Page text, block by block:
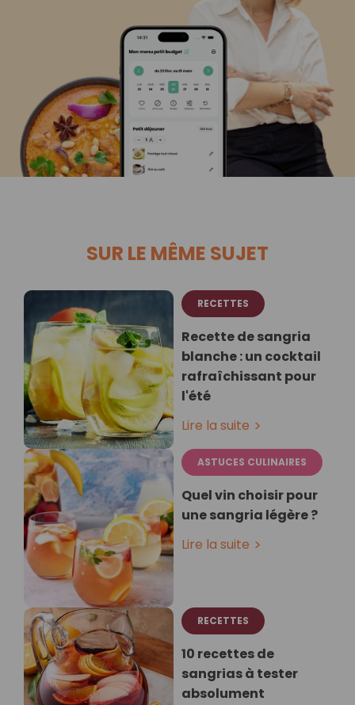
SUR LE MÊME SUJET
RECETTES
Recette de sangria
blanche : un cocktail
rafraîchissant pour
l'été
Lire la suite
ASTUCES CULINAIRES
Quel vin choisir pour
une sangria légère ?
Lire la suite
RECETTES
10 recettes de
sangrias à tester
absolument